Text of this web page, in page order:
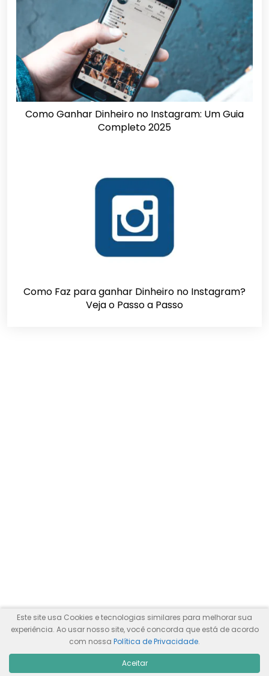
Como Ganhar Dinheiro no Instagram: Um Guia
Completo 2025
Como Faz para ganhar Dinheiro no Instagram?
Veja o Passo a Passo
Sobre o Autor
Este site usa Cookies e tecnologias similares para melhorar sua
experiência. Ao usar nosso site, você concorda que está de acordo
com nossa Política de Privacidade.
Aceitar